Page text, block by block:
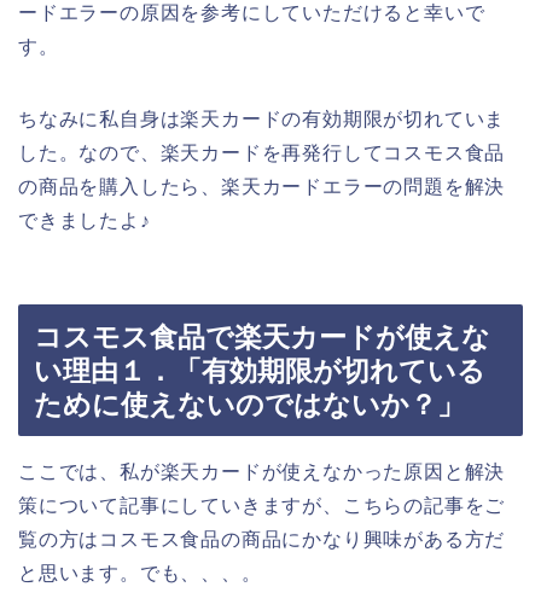
ードエラーの原因を参考にしていただけると幸いで
す。
ちなみに私自身は楽天カードの有効期限が切れていま
した。なので、楽天カードを再発行してコスモス食品
の商品を購入したら、楽天カードエラーの問題を解決
できましたよ♪
コスモス食品で楽天カードが使えな
い理由１．「有効期限が切れている
ために使えないのではないか？」
ここでは、私が楽天カードが使えなかった原因と解決
策について記事にしていきますが、こちらの記事をご
覧の方はコスモス食品の商品にかなり興味がある方だ
と思います。でも、、、。